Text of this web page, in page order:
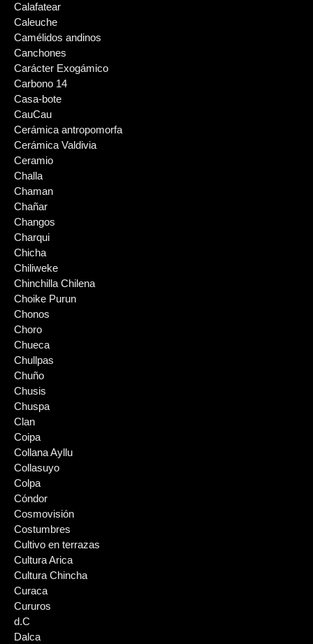
Calafatear
Caleuche
Camélidos andinos
Canchones
Carácter Exogámico
Carbono 14
Casa-bote
CauCau
Cerámica antropomorfa
Cerámica Valdivia
Ceramio
Challa
Chaman
Chañar
Changos
Charqui
Chicha
Chiliweke
Chinchilla Chilena
Choike Purun
Chonos
Choro
Chueca
Chullpas
Chuño
Chusis
Chuspa
Clan
Coipa
Collana Ayllu
Collasuyo
Colpa
Cóndor
Cosmovisión
Costumbres
Cultivo en terrazas
Cultura Arica
Cultura Chincha
Curaca
Cururos
d.C
Dalca